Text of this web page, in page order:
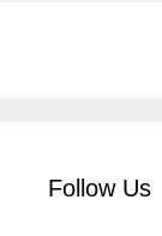
Follow Us